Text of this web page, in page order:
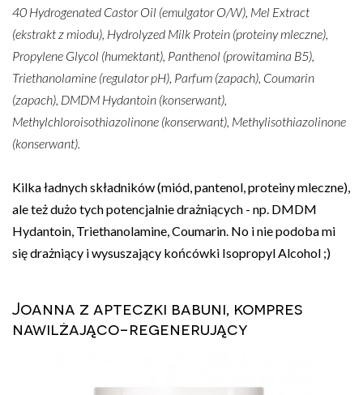
40 Hydrogenated Castor Oil (emulgator O/W), Mel Extract
(ekstrakt z miodu), Hydrolyzed Milk Protein (proteiny mleczne),
Propylene Glycol (humektant), Panthenol (prowitamina B5),
Triethanolamine (regulator pH), Parfum (zapach), Coumarin
(zapach), DMDM Hydantoin (konserwant),
Methylchloroisothiazolinone (konserwant), Methylisothiazolinone
(konserwant).
Kilka ładnych składników (miód, pantenol, proteiny mleczne),
ale też dużo tych potencjalnie drażniących - np. DMDM
Hydantoin, Triethanolamine, Coumarin. No i nie podoba mi
się drażniący i wysuszający końcówki Isopropyl Alcohol ;)
Joanna z apteczki babuni, kompres
nawilżająco-regenerujący